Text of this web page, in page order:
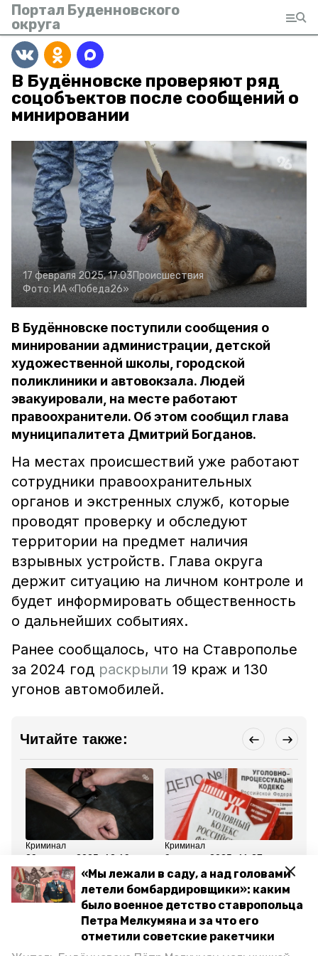
«Мы лежали в саду, а над головами
летели бомбардировщики»: каким
было военное детство ставропольца
Петра Мелкумяна и за что его
отметили советские ракетчики
Портал Буденновского
округа
В Будённовске проверяют ряд
соцобъектов после сообщений о
минировании
17 февраля 2025, 17:03Происшествия
Фото: ИА «Победа26»
В Будённовске поступили сообщения о
минировании администрации, детской
художественной школы, городской
поликлиники и автовокзала. Людей
эвакуировали, на месте работают
правоохранители. Об этом сообщил глава
муниципалитета Дмитрий Богданов.
На местах происшествий уже работают
сотрудники правоохранительных
органов и экстренных служб, которые
проводят проверку и обследуют
территории на предмет наличия
взрывных устройств. Глава округа
держит ситуацию на личном контроле и
будет информировать общественность
о дальнейших событиях.
Ранее сообщалось, что на Ставрополье
за 2024 год раскрыли 19 краж и 130
угонов автомобилей.
Читайте также:
Криминал
29 января 2025, 12:19
35-летнего будённовца
задержали за разбой в
табачном магазине
Ставрополя
Криминал
9 января 2025, 11:27
На жителя Будённовска
завели уголовное дело
за кражу телефона из
магазина
Все новости